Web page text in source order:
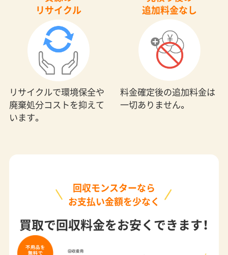
リサイクル
リサイクルで環境保全や
廃棄処分コストを抑えて
います。
追加料金なし
料金確定後の追加料金は
一切ありません。
回収モンスターなら
お支払い金額を少なく
買取で回収料金をお安くできます！